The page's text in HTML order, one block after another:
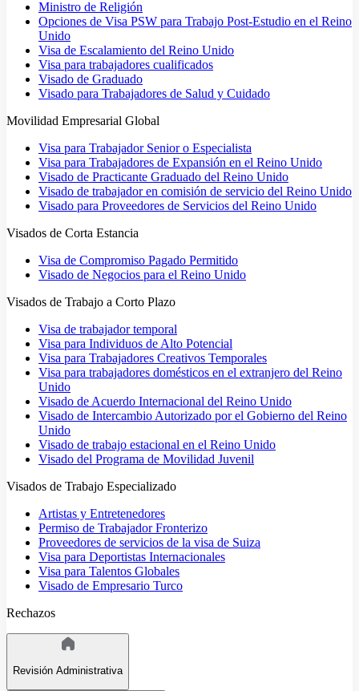
Ministro de Religión
Opciones de Visa PSW para Trabajo Post-Estudio en el Reino
Unido
Visa de Escalamiento del Reino Unido
Visa para trabajadores cualificados
Visado de Graduado
Visado para Trabajadores de Salud y Cuidado
Movilidad Empresarial Global
Visa para Trabajador Senior o Especialista
Visa para Trabajadores de Expansión en el Reino Unido
Visado de Practicante Graduado del Reino Unido
Visado de trabajador en comisión de servicio del Reino Unido
Visado para Proveedores de Servicios del Reino Unido
Visados de Corta Estancia
Visa de Compromiso Pagado Permitido
Visado de Negocios para el Reino Unido
Visados de Trabajo a Corto Plazo
Visa de trabajador temporal
Visa para Individuos de Alto Potencial
Visa para Trabajadores Creativos Temporales
Visa para trabajadores domésticos en el extranjero del Reino
Unido
Visado de Acuerdo Internacional del Reino Unido
Visado de Intercambio Autorizado por el Gobierno del Reino
Unido
Visado de trabajo estacional en el Reino Unido
Visado del Programa de Movilidad Juvenil
Visados de Trabajo Especializado
Artistas y Entretenedores
Permiso de Trabajador Fronterizo
Proveedores de servicios de la visa de Suiza
Visa para Deportistas Internacionales
Visa para Talentos Globales
Visado de Empresario Turco
Rechazos
Revisión Administrativa